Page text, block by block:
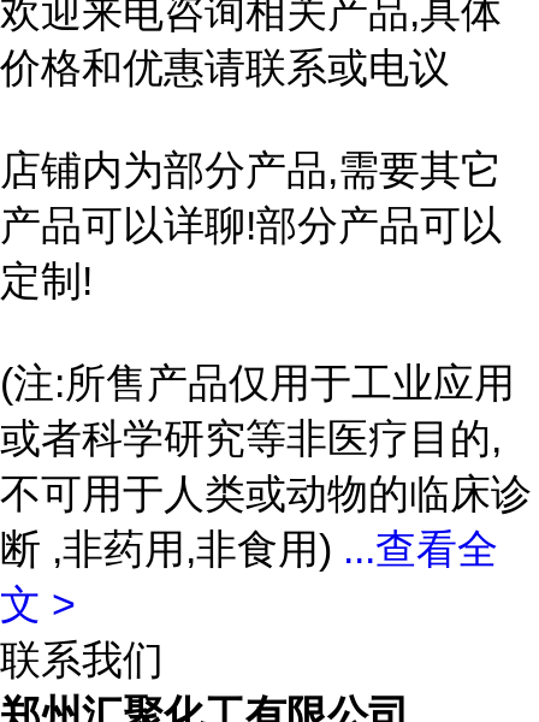
欢迎来电咨询相关产品,具体
价格和优惠请联系或电议
店铺内为部分产品,需要其它
产品可以详聊!部分产品可以
定制!
(注:所售产品仅用于工业应用
或者科学研究等非医疗目的,
不可用于人类或动物的临床诊
断 ,非药用,非食用) ...查看全
文 >
联系我们